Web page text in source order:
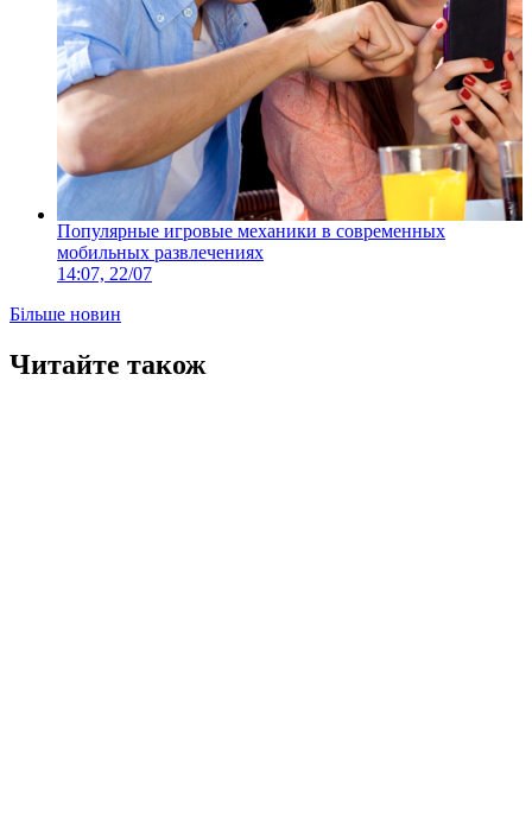
Популярные игровые механики в современных
мобильных развлечениях
14:07, 22/07
Більше новин
Читайте також